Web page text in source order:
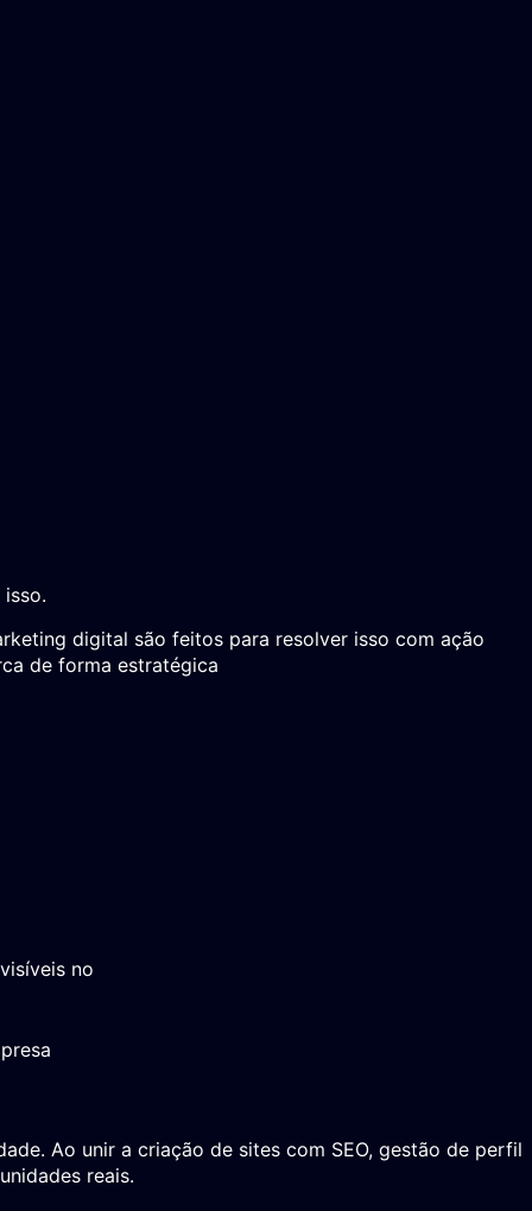
digital são feitos para resolver isso com ação
de forma estratégica
Ao unir a criação de sites com SEO, gestão de perfil
reais.